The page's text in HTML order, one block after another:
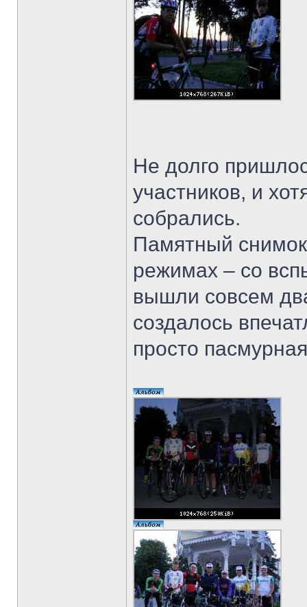
Не долго
участников, и
собрались.
Памятный
режимах – со
вышли совсем
создалось
просто